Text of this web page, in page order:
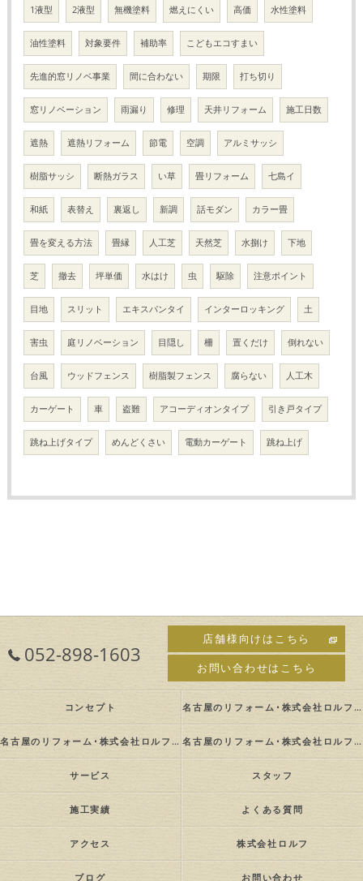
1液型 2液型 無機塗料 燃えにくい 高価 水性塗料
油性塗料 対象要件 補助率 こどもエコすまい
先進的窓リノベ事業 間に合わない 期限 打ち切り
窓リノベーション 雨漏り 修理 天井リフォーム 施工日数
遮熱 遮熱リフォーム 節電 空調 アルミサッシ
樹脂サッシ 断熱ガラス い草 畳リフォーム 七島イ
和紙 表替え 裏返し 新調 話モダン カラー畳
畳を変える方法 畳縁 人工芝 天然芝 水捌け 下地
芝 撤去 坪単価 水はけ 虫 駆除 注意ポイント
目地 スリット エキスパンタイ インターロッキング 土
害虫 庭リノベーション 目隠し 柵 置くだけ 倒れない
台風 ウッドフェンス 樹脂製フェンス 腐らない 人工木
カーゲート 車 盗難 アコーディオンタイプ 引き戸タイプ
跳ね上げタイプ めんどくさい 電動カーゲート 跳ね上げ
052-898-1603
店舗様向けはこちら
お問い合わせはこちら
コンセプト 名古屋のリフォーム･株式会社ロルフの口コミ情報
名古屋のリフォーム･株式会社ロルフの評判 名古屋のリフォーム･株式会社ロルフのお客様の声
サービス スタッフ
施工実績 よくある質問
アクセス 株式会社ロルフ
ブログ お問い合わせ